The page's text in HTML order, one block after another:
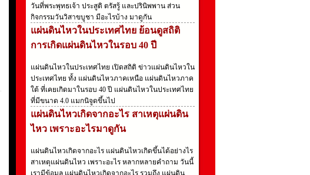
วันที่พระพุทธเจ้า ประสูติ ตรัสรู้ และปรินิพพาน ส่วน
กิจกรรมวันวิสาขบูชา มีอะไรบ้าง มาดูกัน
แผ่นดินไหวในประเทศไทย ย้อนดูสถิติ
การเกิดแผ่นดินไหวในรอบ 40 ปี
แผ่นดินไหวในประเทศไทย เปิดสถิติ ข่าวแผ่นดินไหวใน
ประเทศไทย ทั้ง แผ่นดินไหวภาคเหนือ แผ่นดินไหวภาค
ใต้ ที่เคยเกิดมาในรอบ 40 ปี แผ่นดินไหวในประเทศไทย
ที่มีขนาด 4.0 แมกนิจูดขึ้นไป
แผ่นดินไหวเกิดจากอะไร สาเหตุแผ่นดิน
ไหว เพราะอะไรมาดูกัน
แผ่นดินไหวเกิดจากอะไร แผ่นดินไหวเกิดขึ้นได้อย่างไร
สาเหตุแผ่นดินไหว เพราะอะไร หลากหลายคำถาม วันนี้
เรามีข้อมูล แผ่นดินไหวเกิดจากอะไร รวมถึง แผ่นดิน